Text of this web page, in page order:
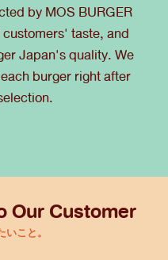
by MOS BURGER
taste, and
Japan's quality. We
burger right after
Our Customer
こと。